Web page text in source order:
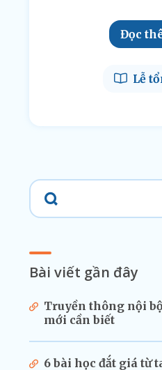
Đọc
Lễ
Bài viết gần đây
Truyền thông nội
mới cần biết
6 bài học đắt giá từ